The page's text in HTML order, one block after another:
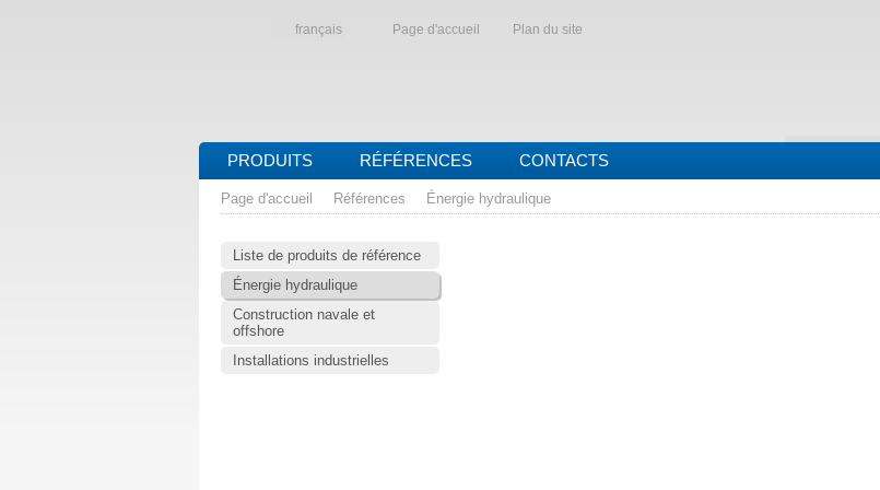
français Page d'accueil Plan du site
PRODUITS RÉFÉRENCES CONTACTS
Page d'accueil Références Énergie hydraulique
Liste de produits de référence
Énergie hydraulique
Construction navale et
offshore
Installations industrielles